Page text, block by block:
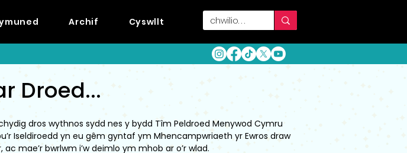
Archif Cyswllt
Droed...
dros wythnos sydd nes y bydd Tîm Peldroed Menywod Cymru
Iseldiroedd yn eu gêm gyntaf ym Mhencampwriaeth yr Ewros draw
ac mae’r bwrlwm i’w deimlo ym mhob ar o’r wlad.